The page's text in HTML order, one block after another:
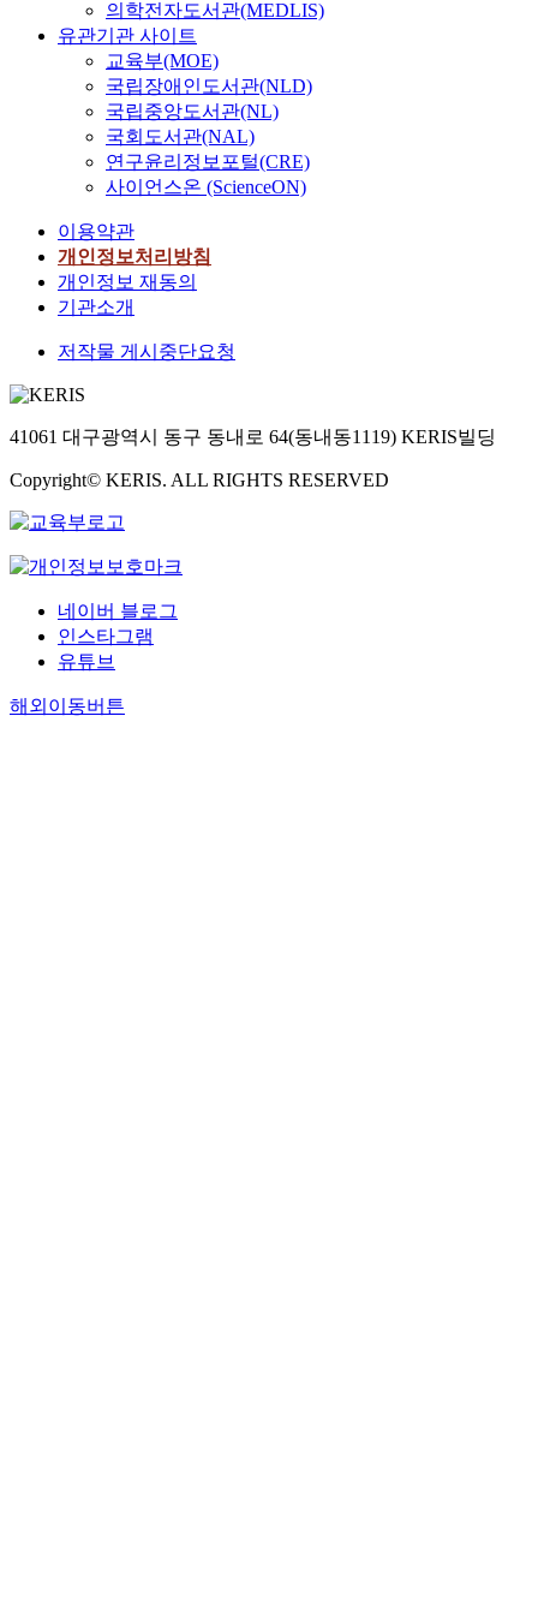
의학전자도서관(MEDLIS)
유관기관 사이트
교육부(MOE)
국립장애인도서관(NLD)
국립중앙도서관(NL)
국회도서관(NAL)
연구윤리정보포털(CRE)
사이언스온 (ScienceON)
이용약관
개인정보처리방침
개인정보 재동의
기관소개
저작물 게시중단요청
41061 대구광역시 동구 동내로 64(동내동1119) KERIS빌딩
Copyright© KERIS. ALL RIGHTS RESERVED
네이버 블로그
인스타그램
유튜브
해외이동버튼